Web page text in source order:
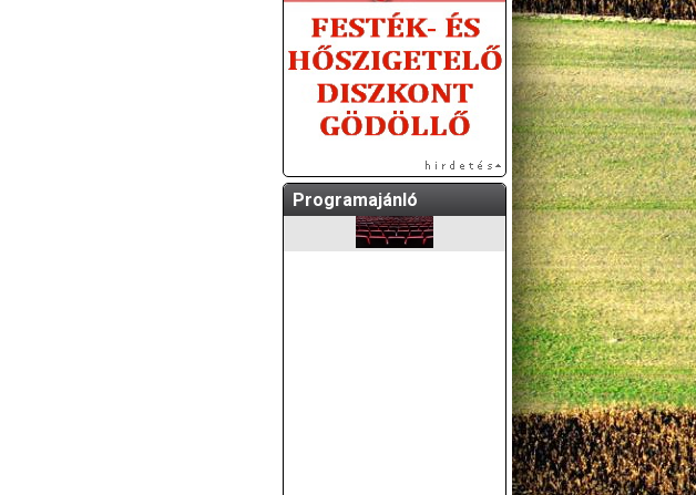
Programajánló
A GÖDÖLLŐI ÉS
KÖRNYÉKBELI
KULTURÁLIS- ÉS
SPORTPROGRAMOKAT
KÖZÖSSÉGI
OLDALUNKON TESSZÜK